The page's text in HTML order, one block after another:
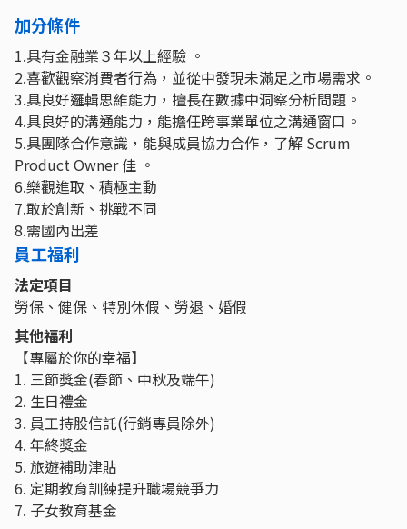
加分條件
1.具有金融業３年以上經驗 。
2.喜歡觀察消費者行為，並從中發現未滿足之市場需求。
3.具良好邏輯思維能力，擅長在數據中洞察分析問題。
4.具良好的溝通能力，能擔任跨事業單位之溝通窗口。
5.具團隊合作意識，能與成員協力合作，了解 Scrum
Product Owner 佳 。
6.樂觀進取、積極主動
7.敢於創新、挑戰不同
8.需國內出差
員工福利
法定項目
勞保、健保、特別休假、勞退、婚假
其他福利
【專屬於你的幸福】
1. 三節獎金(春節、中秋及端午)
2. 生日禮金
3. 員工持股信託(行銷專員除外)
4. 年終獎金
5. 旅遊補助津貼
6. 定期教育訓練提升職場競爭力
7. 子女教育基金